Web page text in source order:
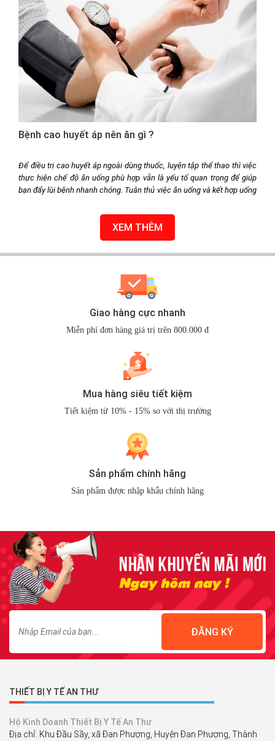
Bệnh cao huyết áp nên ăn gì ?
Để điều trị cao huyết áp ngoài dùng thuốc, luyện tập thể thao thì việc
thực hiện chế độ ăn uống phù hợp vẫn là yếu tố quan trọng để giúp
bạn đẩy lùi bệnh nhanh chóng. Tuân thủ việc ăn uống và kết hợp uống
theo các chuyên gia những người cao huyết áp nên tăng cường bổ
sung các loại thực phẩm sau đây:XEM THÊM
Giao hàng cực nhanh
Miễn phí đơn hàng giá trị trên 800.000 đ
Mua hàng siêu tiết kiệm
Tiết kiệm từ 10% - 15% so với thị trường
Sản phẩm chính hãng
Sản phẩm được nhập khẩu chính hãng
ĐĂNG KÝ
THIẾT BỊ Y TẾ AN THƯ
Hộ Kinh Doanh Thiết Bị Y Tế An Thư
Địa chỉ: Khu Đầu Sầy, xã Đan Phượng, Huyện Đan Phượng, Thành